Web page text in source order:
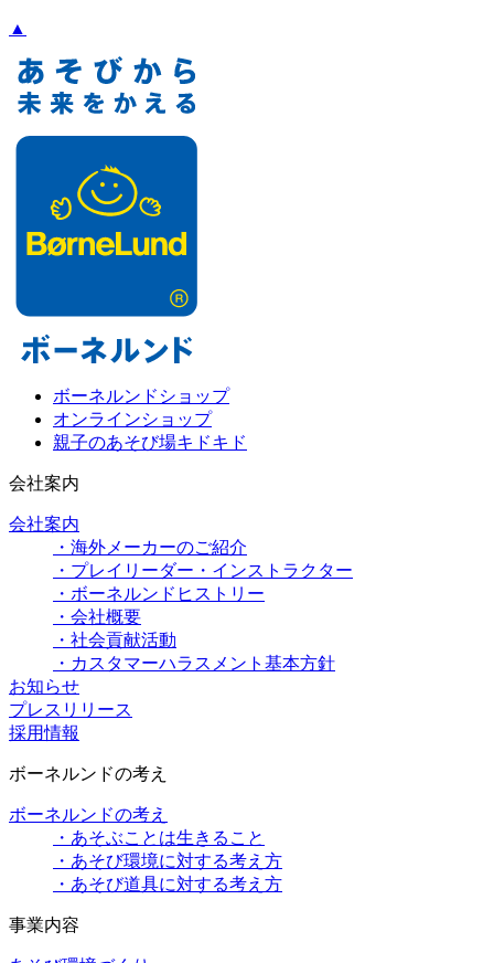
▲
ボーネルンドショップ
オンラインショップ
親子のあそび場キドキド
会社案内
会社案内
・海外メーカーのご紹介
・プレイリーダー・インストラクター
・ボーネルンドヒストリー
・会社概要
・社会貢献活動
・カスタマーハラスメント基本方針
お知らせ
プレスリリース
採用情報
ボーネルンドの考え
ボーネルンドの考え
・あそぶことは生きること
・あそび環境に対する考え方
・あそび道具に対する考え方
事業内容